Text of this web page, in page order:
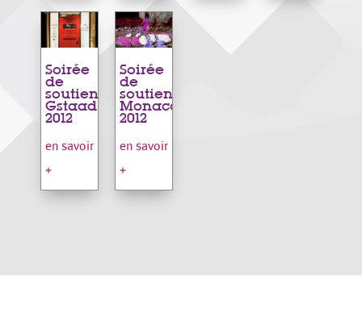
Soirée
de
soutien
Gstaad
2012
en savoir
+
Soirée
de
soutien
Monaco
2012
en savoir
+